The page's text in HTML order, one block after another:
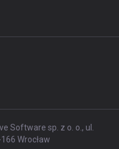
Software sp. z o. o., ul.
Wrocław